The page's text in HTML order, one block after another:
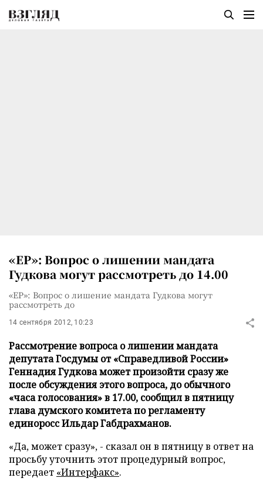
«ЕР»: Вопрос о лишении мандата
Гудкова могут рассмотреть до 14.00
«ЕР»: Вопрос о лишение мандата Гудкова могут
рассмотреть до
14 сентября 2012, 10:23
Рассмотрение вопроса о лишении мандата
депутата Госдумы от «Справедливой России»
Геннадия Гудкова может произойти сразу же
после обсуждения этого вопроса, до обычного
«часа голосования» в 17.00, сообщил в пятницу
глава думского комитета по регламенту
единоросс Ильдар Габдрахманов.
«Да, может сразу», - сказал он в пятницу в ответ на
просьбу уточнить этот процедурный вопрос,
передает «Интерфакс».